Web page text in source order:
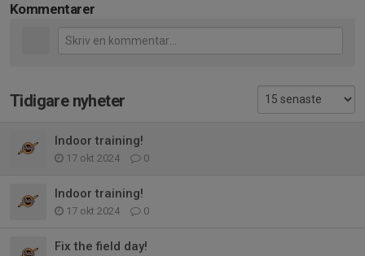
Kommentarer
Tidigare nyheter
Indoor training!
17 okt 2024 0
Indoor training!
17 okt 2024 0
Fix the field day!